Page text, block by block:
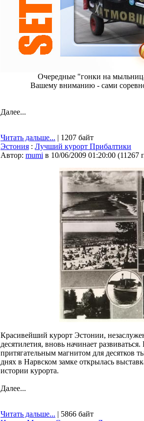
Очередные "гонки на
Вашему вниманию - сами
Далее...
Читать дальше... | 1207 байт
Эстония : Лучший курорт Прибалтики
Автор: mumi в 10/06/2009 01:20:00 (11267
Красивейший курорт Эстонии,
десятилетия, вновь начинает
притягательным магнитом для десятков
днях в Нарвском замке открылась
истории курорта.
Далее...
Читать дальше... | 5866 байт